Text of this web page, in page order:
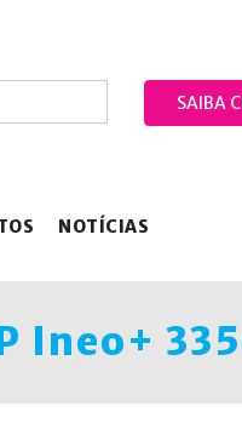
SAIBA
NOTÍCIAS
Ineo+